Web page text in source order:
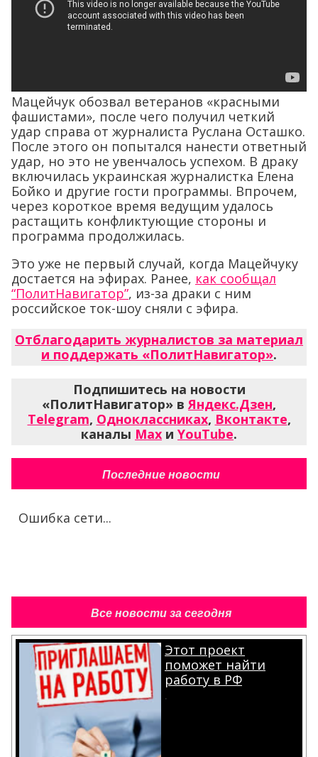
Мацейчук обозвал ветеранов «красными
фашистами», после чего получил четкий
удар справа от журналиста Руслана Осташко.
После этого он попытался нанести ответный
удар, но это не увенчалось успехом. В драку
включилась украинская журналистка Елена
Бойко и другие гости программы. Впрочем,
через короткое время ведущим удалось
растащить конфликтующие стороны и
программа продолжилась.
Это уже не первый случай, когда Мацейчуку
достается на эфирах. Ранее, как сообщал
“ПолитНавигатор”, из-за драки с ним
российское ток-шоу сняли с эфира.
Отблагодарить журналистов за материал
и поддержать «ПолитНавигатор».
Подпишитесь на новости
«ПолитНавигатор» вЯндекс.Дзен,
Telegram, Одноклассниках, Вконтакте,
каналы Max и YouTube.
Последние новости
Ошибка сети...
Все новости за сегодня
Этот проект
поможет найти
работу в РФ
.